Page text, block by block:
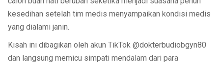
kesedihan setelah tim medis menyampaikan kondisi medis
yang dialami janin.
Kisah ini dibagikan oleh akun TikTok @dokterbudiobgyn80
dan langsung memicu simpati mendalam dari para